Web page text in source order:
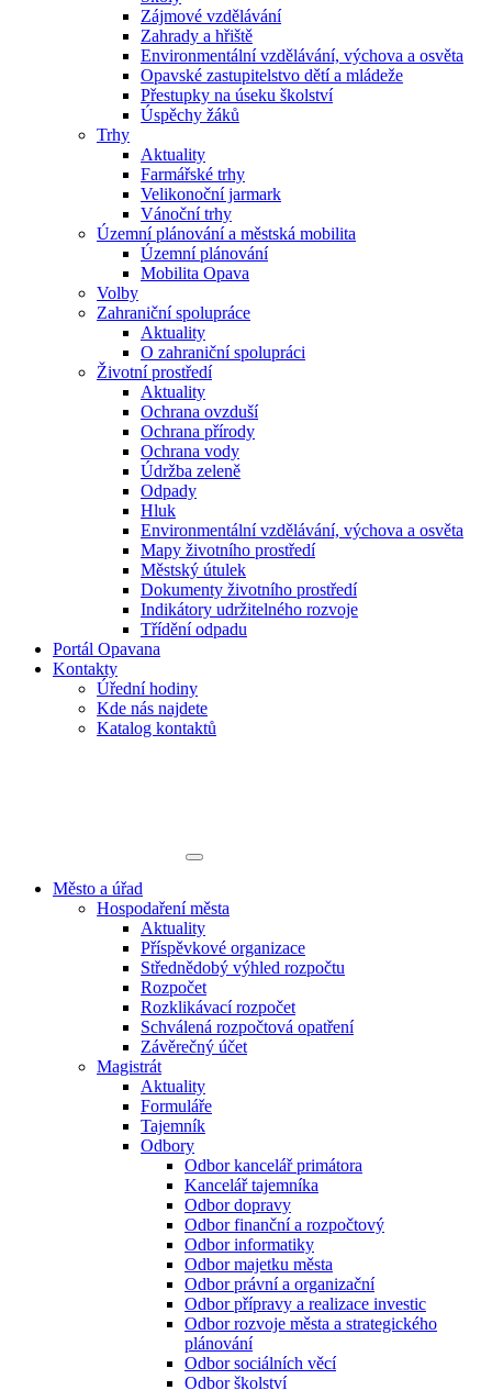
Zájmové vzdělávání
Zahrady a hřiště
Environmentální vzdělávání, výchova a osvěta
Opavské zastupitelstvo dětí a mládeže
Přestupky na úseku školství
Úspěchy žáků
Trhy
Aktuality
Farmářské trhy
Velikonoční jarmark
Vánoční trhy
Územní plánování a městská mobilita
Územní plánování
Mobilita Opava
Volby
Zahraniční spolupráce
Aktuality
O zahraniční spolupráci
Životní prostředí
Aktuality
Ochrana ovzduší
Ochrana přírody
Ochrana vody
Údržba zeleně
Odpady
Hluk
Environmentální vzdělávání, výchova a osvěta
Mapy životního prostředí
Městský útulek
Dokumenty životního prostředí
Indikátory udržitelného rozvoje
Třídění odpadu
Portál Opavana
Kontakty
Úřední hodiny
Kde nás najdete
Katalog kontaktů
Město a úřad
Hospodaření města
Aktuality
Příspěvkové organizace
Střednědobý výhled rozpočtu
Rozpočet
Rozklikávací rozpočet
Schválená rozpočtová opatření
Závěrečný účet
Magistrát
Aktuality
Formuláře
Tajemník
Odbory
Odbor kancelář primátora
Kancelář tajemníka
Odbor dopravy
Odbor finanční a rozpočtový
Odbor informatiky
Odbor majetku města
Odbor právní a organizační
Odbor přípravy a realizace investic
Odbor rozvoje města a strategického
plánování
Odbor sociálních věcí
Odbor školství